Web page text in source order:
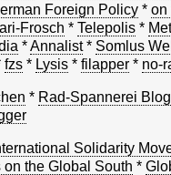
Foreign Policy * on
Frosch * Telepolis *
*Annalist* Somlus
fzs * Lysis * filapper * no-
* Rad-Spannerei Blog
Solidarity
on the Global South *